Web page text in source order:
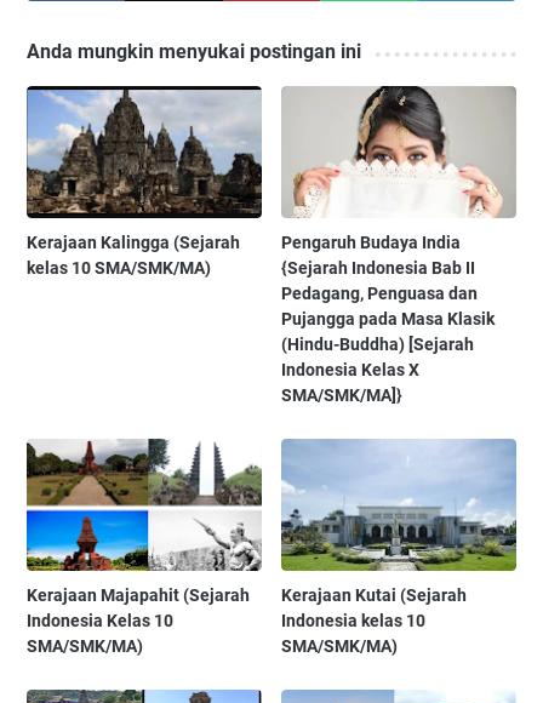
Anda mungkin menyukai postingan ini
Kerajaan Kalingga (Sejarah
kelas 10 SMA/SMK/MA)
Pengaruh Budaya India
{Sejarah Indonesia Bab II
Pedagang, Penguasa dan
Pujangga pada Masa Klasik
(Hindu-Buddha) [Sejarah
Indonesia Kelas X
SMA/SMK/MA]}
Kerajaan Majapahit (Sejarah
Indonesia Kelas 10
SMA/SMK/MA)
Kerajaan Kutai (Sejarah
Indonesia kelas 10
SMA/SMK/MA)